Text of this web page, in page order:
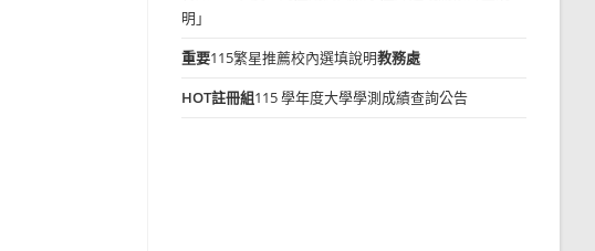
明」
重要115繁星推薦校內選填說明教務處
HOT註冊組115 學年度大學學測成績查詢公告